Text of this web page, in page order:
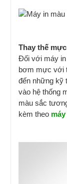
Thay thế
Đối với máy in
bơm mực với
đến những kỹ
vào hệ thống
màu sắc
kèm theo